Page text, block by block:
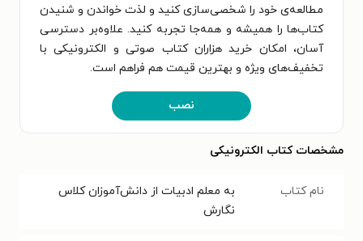
مطالعه‌ی خود را شخصی‌سازی کنید و لذت خواندن و شنیدن
کتاب‌ها را همیشه و همه‌جا تجربه کنید. علاوه‌بر دسترسی
آسان، امکان خرید هزاران کتاب صوتی و الکترونیکی با
تخفیف‌های ویژه و بهترین قیمت هم فراهم است.
نصب
مشخصات کتاب الکترونیکی
نام کتاب
به معلم ادبیات از دانش‌آموزان کلاس
نگارش